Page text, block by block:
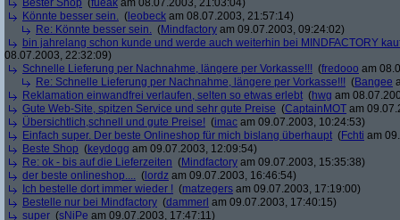
Bester Shop (fueak am 08.07.2003, 21:03:04)
Könnte besser sein. ( leobeck am 08.07.2003, 21:57:14)
Re: Könnte besser sein. (Mindfactory am 09.07.2003, 09:24:02)
bin jahrelang schon kunde und werde auch weiterhin bei MINDFACTORY
08.07.2003, 22:32:09)
Schnelle Lieferung per Nachnahme, längere per Vorkasse!!! (fredooo am
Re: Schnelle Lieferung per Nachnahme, längere per Vorkasse!!! (Bangee
Reklamation einwandfrei verlaufen, selten so etwas erlebt (hwg am
Gute Web-Site, spitzen Service und sehr gute Preise (CaptainMOT am
Übersichtlich,schnell und gute Preise! (imac am 09.07.2003, 10:24:53)
Einfach super. Der beste Onlineshop für mich bislang überhaupt (Fchti am
Beste Shop (keydogg am 09.07.2003, 12:09:54)
Re: ok - bis auf die Lieferzeiten (Mindfactory am 09.07.2003, 15:35:38)
der beste onlineshop.... ( lordz am 09.07.2003, 16:46:54)
Ich bestelle dort immer wieder ! (matzegers am 09.07.2003, 17:19:00)
Bestelle nur bei Mindfactory (dammerl am 09.07.2003, 17:40:15)
super (sNiPe am 09.07.2003, 17:47:11)